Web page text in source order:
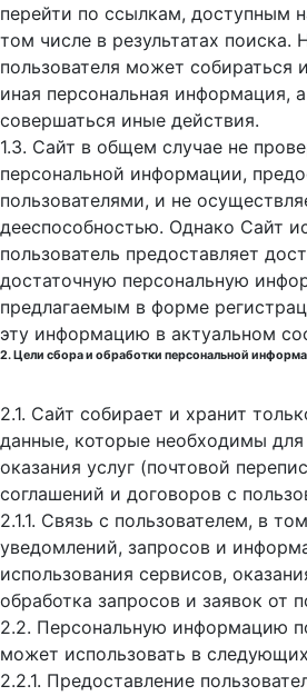
перейти по ссылкам, доступным
том числе в результатах поиска.
пользователя может собираться
иная персональная информация,
совершаться иные действия.
1.3. Сайт в общем случае не
персональной информации,
пользователями, и не
дееспособностью. Однако Сайт
пользователь предоставляет
достаточную персональную
предлагаемым в форме
эту информацию в актуальном
2. Цели сбора и обработки персональной
2.1. Сайт собирает и хранит
данные, которые необходимы для
оказания услуг (почтовой
соглашений и договоров с
2.1.1. Связь с пользователем, в
уведомлений, запросов и
использования сервисов,
обработка запросов и заявок от
2.2. Персональную информацию
может использовать в
2.2.1. Предоставление